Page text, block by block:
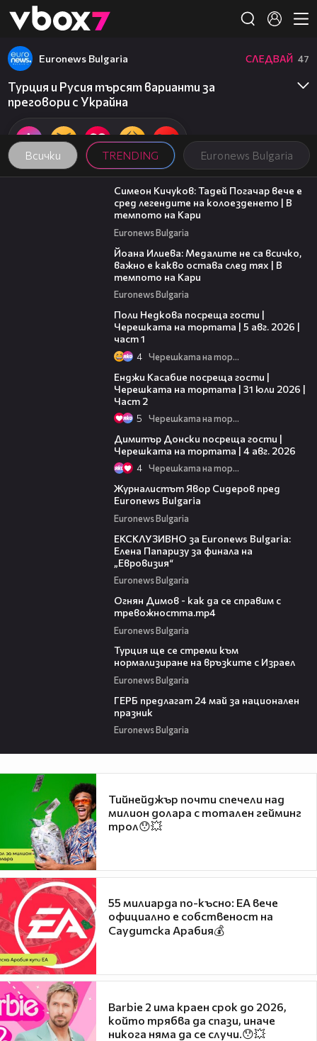
👾
Всички TRENDING Euronews Bulgaria
Euronews Bulgaria СЛЕДВАЙ 47
Турция и Русия търсят варианти за
преговори с Украйна
11:23
Симеон Кичуков: Тадей Погачар вече е
сред легендите на колоезденето | В
темпото на Кари
Euronews Bulgaria
Йоана Илиева: Медалите не са всичко,
важно е какво остава след тях | В
темпото на Кари
Euronews Bulgaria
Поли Недкова посреща гости |
Черешката на тортата | 5 авг. 2026 |
част 1
4 Черешката на тортата
Енджи Касабие посреща гости |
Черешката на тортата | 31 юли 2026 |
Част 2
5 Черешката на тортата
Димитър Донски посреща гости |
Черешката на тортата | 4 авг. 2026
4 Черешката на тортата
Журналистът Явор Сидеров пред
Euronews Bulgaria
Euronews Bulgaria
ЕКСКЛУЗИВНО за Euronews Bulgaria:
Елена Папаризу за финала на
„Евровизия“
Euronews Bulgaria
Огнян Димов - как да се справим с
тревожността.mp4
Euronews Bulgaria
Турция ще се стреми към
нормализиране на връзките с Израел
Euronews Bulgaria
ГЕРБ предлагат 24 май за национален
празник
Euronews Bulgaria
Тийнейджър почти спечели над
милион долара с тотален гейминг
трол😯💥
55 милиарда по-късно: EA вече
официално е собственост на
Саудитска Арабия💰
Barbie 2 има краен срок до 2026,
който трябва да спази, иначе
никога няма да се случи.😯💥